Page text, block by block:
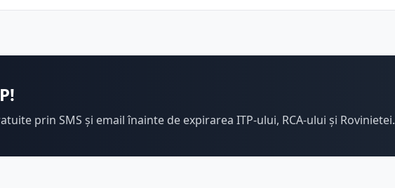
prin SMS și email înainte de expirarea ITP-ului, RCA-ului și Rovinietei.